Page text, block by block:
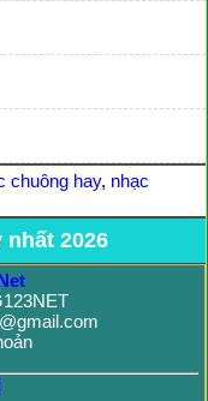
chuông hay, nhạc
2026